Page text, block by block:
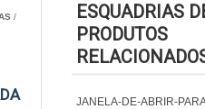
/
ESQUADRIAS
PRODUTOS
JANELA-DE-ABRIR-